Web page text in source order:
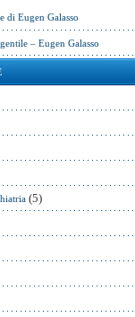
di Eugen Galasso
– Eugen Galasso
(5)